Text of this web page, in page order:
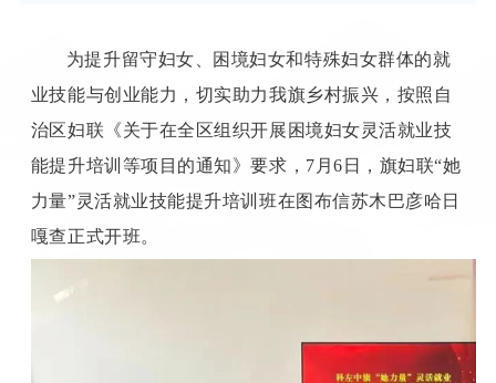
为提升留守妇女、困境妇女和特殊妇女群体的就
业技能与创业能力，切实助力我旗乡村振兴，按照自
治区妇联《关于在全区组织开展困境妇女灵活就业技
能提升培训等项目的通知》要求，7月6日，旗妇联“她
力量”灵活就业技能提升培训班在图布信苏木巴彦哈日
嘎查正式开班。